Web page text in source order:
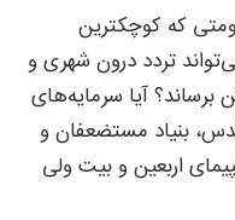
که کوچکترین
تردد درون شهری و
آیا سرمایه‌های
بنیاد مستضعفان و
اربعین و بیت ولی